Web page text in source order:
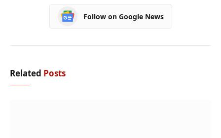
Follow on Google News
Related Posts